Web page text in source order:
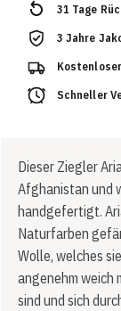
31 Tage
3 Jahre
Schneller
Dieser Ziegler
Afghanistan und
handgefertigt.
Naturfarben
Wolle, welches
angenehm weich
sind und sich